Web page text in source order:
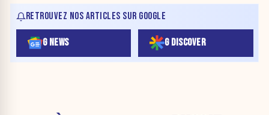
RETROUVEZ NOS ARTICLES SUR GOOGLE
G NEWS G DISCOVER